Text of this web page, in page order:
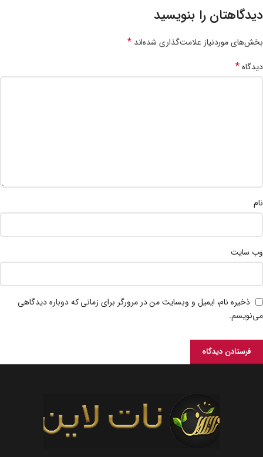
دیدگاهتان را بنویسید
بخش‌های موردنیاز علامت‌گذاری شده‌اند*
دیدگاه*
نام
وب‌ سایت
ذخیره نام، ایمیل و وبسایت من در مرورگر برای زمانی که دوباره دیدگاهی
می‌نویسم.